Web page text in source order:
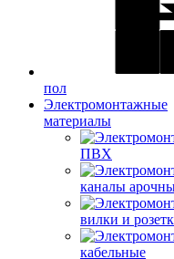
пол
Электромонтажные
материалы
ПВХ
каналы
вилки и
кабельные